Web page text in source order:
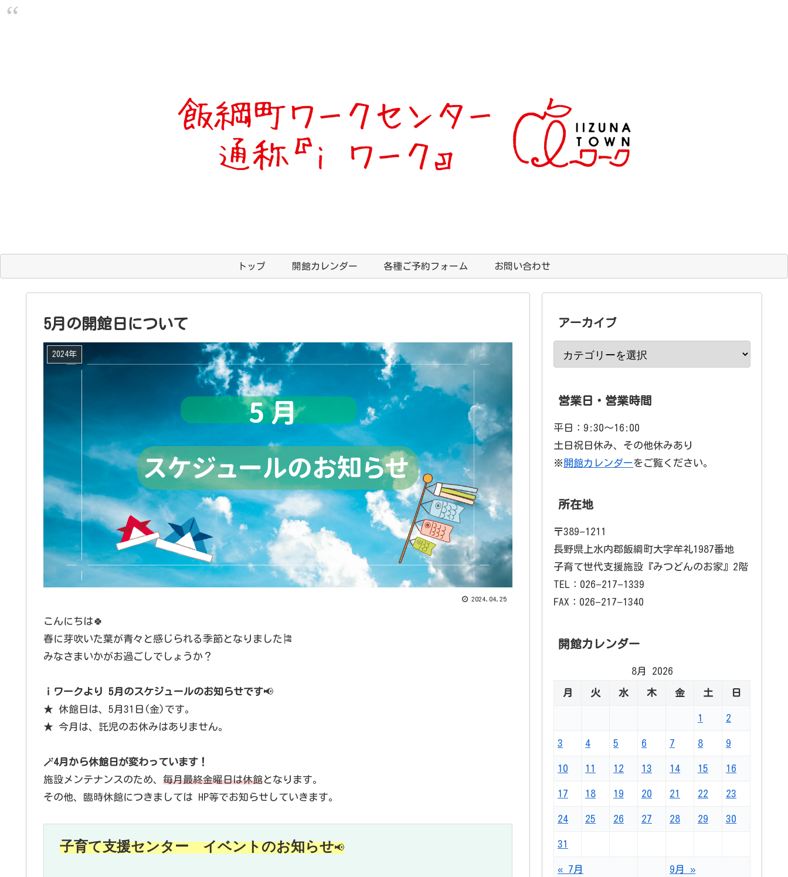
トップ 開館カレンダー 各種ご予約フォーム お問い合わせ
5月の開館日について
2024年
2024.04.25
こんにちは🍀
春に芽吹いた葉が青々と感じられる季節となりました🎏
みなさまいかがお過ごしでしょうか？
ｉワークより 5月のスケジュールのお知らせです📢
★ 休館日は、5月31日(金)です。
★ 今月は、託児のお休みはありません。
🪄4月から休館日が変わっています！
施設メンテナンスのため、 毎月最終金曜日は休館となります。
その他、臨時休館につきましては HP等でお知らせしていきます。
子育て支援センター　イベントのお知らせ📢
アーカイブ
営業日・営業時間
平日：9:30〜16:00
土日祝日休み、その他休みあり
※ 開館カレンダーをご覧ください。
所在地
〒389−1211
長野県上水内郡飯綱町大字牟礼1987番地
子育て世代支援施設『みつどんのお家』2階
TEL：026−217−1339
FAX：026−217−1340
開館カレンダー
8月 2026
月 火 水 木 金 土 日
1 2
3 4 5 6 7 8 9
10 11 12 13 14 15 16
17 18 19 20 21 22 23
24 25 26 27 28 29 30
31
« 7月 9月 »